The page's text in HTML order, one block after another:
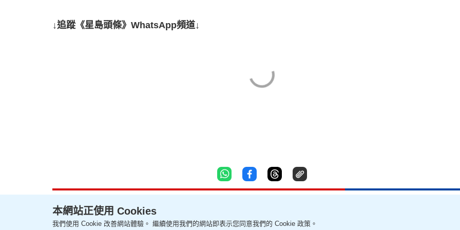
↓追蹤《星島頭條》WhatsApp頻道↓
聯絡我們 關於我們 隱私政策聲明 使用條款 版權及免責聲明 幫助及反饋 我要爆料
本網站正使用 Cookies
我們使用 Cookie 改善網站體驗。 繼續使用我們的網站即表示您同意我們的 Cookie 政策。